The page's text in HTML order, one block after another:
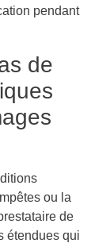
pendant
de
ou la
de
étendues qui